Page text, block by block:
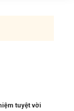
tuyệt vời